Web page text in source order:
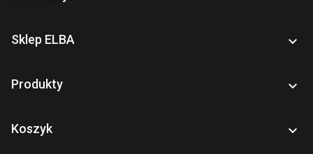
Sklep ELBA 
Produkty 
Koszyk 